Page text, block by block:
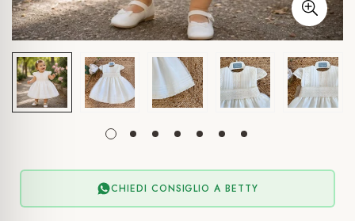
CHIEDI CONSIGLIO A BETTY